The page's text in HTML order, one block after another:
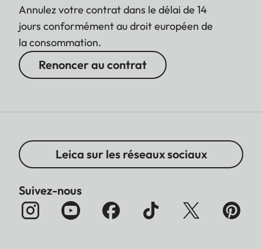
Annulez votre contrat dans le délai de 14
jours conformément au droit européen de
la consommation.
Renoncer au contrat
Leica sur les réseaux sociaux
Suivez-nous